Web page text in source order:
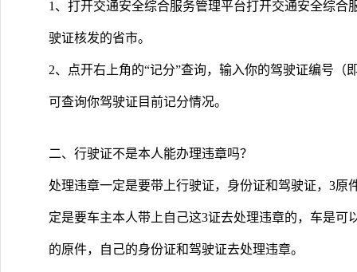
1、打开交通安全综合服务管理平台打开交通安全综合
驶证核发的省市。
2、点开右上角的“记分”查询，输入你的驾驶证编号
可查询你驾驶证目前记分情况。
二、行驶证不是本人能办理违章吗？
处理违章一定是要带上行驶证，身份证和驾驶证，3
定是要车主本人带上自己这3证去处理违章的，车是
的原件，自己的身份证和驾驶证去处理违章。